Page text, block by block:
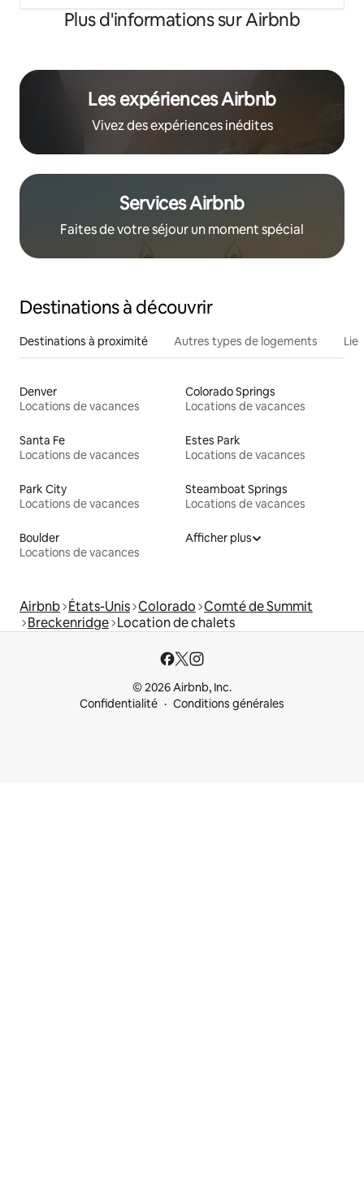
Plus d'informations sur Airbnb
Les expériences Airbnb
Vivez des expériences inédites
Services Airbnb
Faites de votre séjour un moment spécial
Destinations à découvrir
Destinations à proximité Autres types de logements
Denver
Locations de vacances
Colorado Springs
Locations de vacances
Santa Fe
Locations de vacances
Estes Park
Locations de vacances
Park City
Locations de vacances
Steamboat Springs
Locations de vacances
Boulder
Locations de vacances
Afficher plus
Airbnb États-Unis Colorado Comté de Summit
Breckenridge Location de chalets
© 2026 Airbnb, Inc.
Confidentialité
Conditions générales